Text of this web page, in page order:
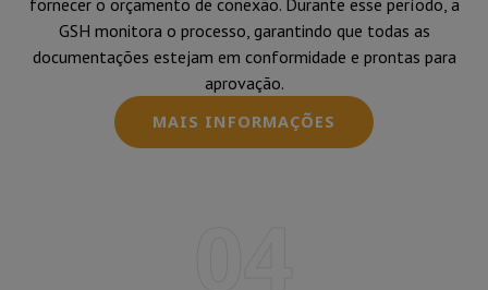
fornecer o orçamento de conexão. Durante esse período, a
GSH monitora o processo, garantindo que todas as
documentações estejam em conformidade e prontas para
aprovação.
MAIS INFORMAÇÕES